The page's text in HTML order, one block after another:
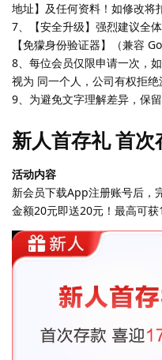
地址】及任何资料！如修改将
7、【安全升级】强烈建议全
【免獴身份验证器】（兼容
8、每位会员仅限申请一次，
视为 同一个人，公司有权拒绝
9、为避免文字理解差异，保
新人首存礼 首
活动内容
新会员下载App注册账号后，
金额20元即送20元！最高可获